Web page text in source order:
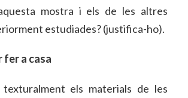
mostra i els de les altres
estudiades? (justifica-ho).
a casa
texturalment els materials de les